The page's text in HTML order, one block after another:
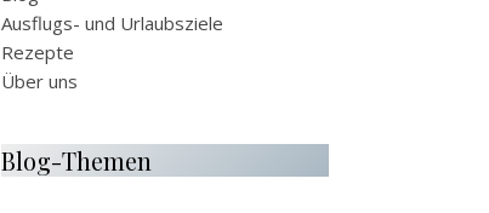
Ausflugs- und Urlaubsziele
Rezepte
Über uns
Blog-Themen